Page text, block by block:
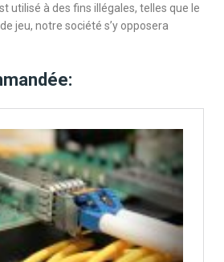
utilisé à des fins illégales, telles que le
jeu, notre société s’y opposera